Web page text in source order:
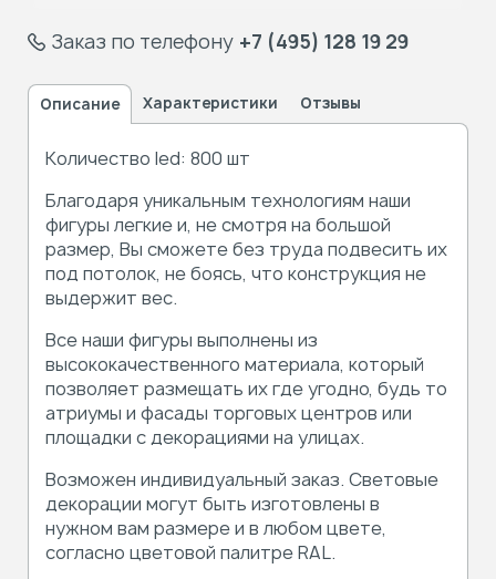
Заказ по телефону +7 (495) 128 19 29
Описание Характеристики Отзывы
Количество led: 800 шт
Благодаря уникальным технологиям наши
фигуры легкие и, не смотря на большой
размер, Вы сможете без труда подвесить их
под потолок, не боясь, что конструкция не
выдержит вес.
Все наши фигуры выполнены из
высококачественного материала, который
позволяет размещать их где угодно, будь то
атриумы и фасады торговых центров или
площадки с декорациями на улицах.
Возможен индивидуальный заказ. Световые
декорации могут быть изготовлены в
нужном вам размере и в любом цвете,
согласно цветовой палитре RAL.